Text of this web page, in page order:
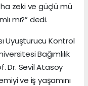
zeki ve güçlü mü
mı?” dedi.
Uyuşturucu Kontrol
Bağımlılık
Dr. Sevil Atasoy
ve iş yaşamını